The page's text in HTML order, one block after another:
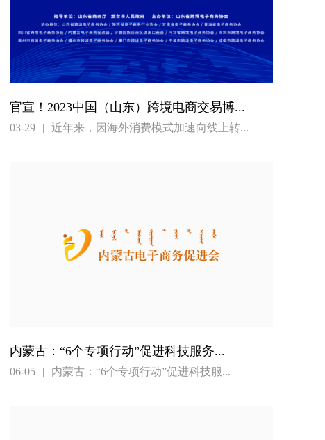
官宣！2023中国（山东）跨境电商交易博...
03-29 | 近年来，因海外消费模式加速向线上转...
内蒙古：“6个专项行动”促进科技服务...
06-05 | 内蒙古：“6个专项行动”促进科技服...